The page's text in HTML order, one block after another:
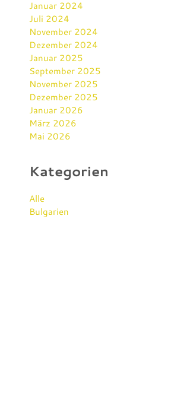
Januar 2024
Juli 2024
November 2024
Dezember 2024
Januar 2025
September 2025
November 2025
Dezember 2025
Januar 2026
März 2026
Mai 2026
Kategorien
Alle
Bulgarien